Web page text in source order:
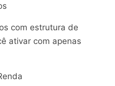
com estrutura de
ativar com apenas